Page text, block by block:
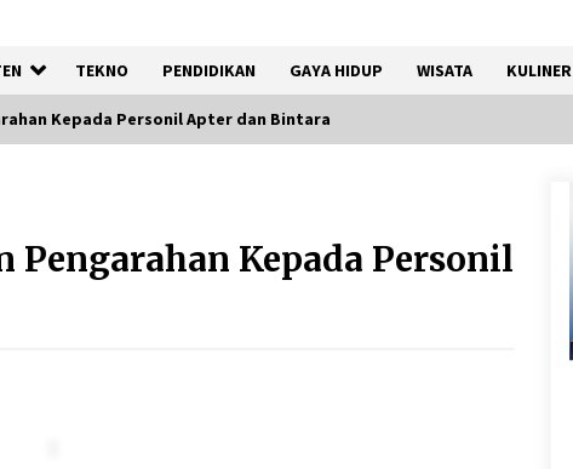
TEKNO PENDIDIKAN GAYA HIDUP WISATA KULINER
Perbup Pengadaan Barang
dan Jasa pada BUMD Halteng
Kepada Personil Apter dan Bintara
Pengarahan Kepada Personil